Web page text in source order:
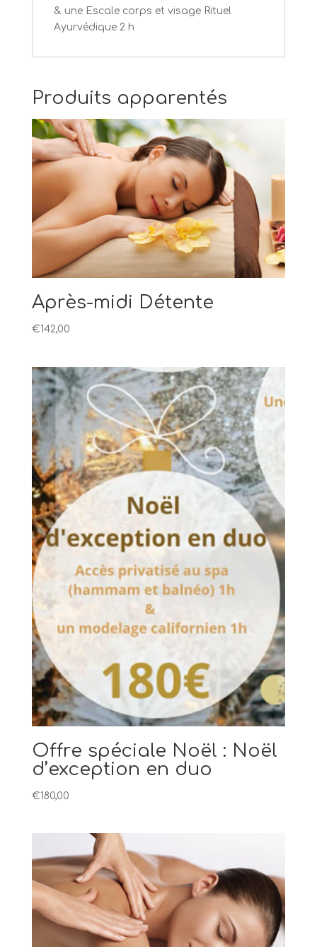
& une Escale corps et visage Rituel
Ayurvédique 2 h
Produits apparentés
Après-midi Détente
€142,00
Offre spéciale Noël : Noël
d’exception en duo
€180,00